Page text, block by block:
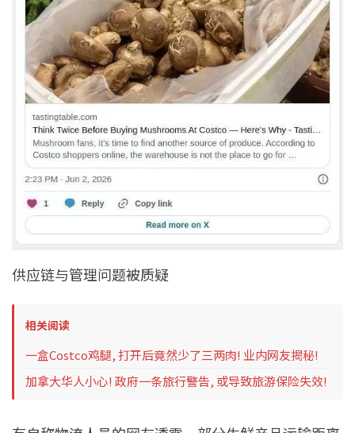
供应链与管理问题被质疑
相关阅读
一盒Costco鸡腿, 打开后竟然少了三两肉! 业内网友揭秘!
加拿大华人小心! 政府一条旅行警告, 或导致旅游保险失效!